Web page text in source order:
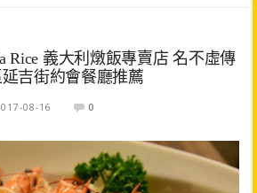
Rice 義大利燉飯專賣店 名不虛傳
吉街約會餐廳推薦
08-16 0